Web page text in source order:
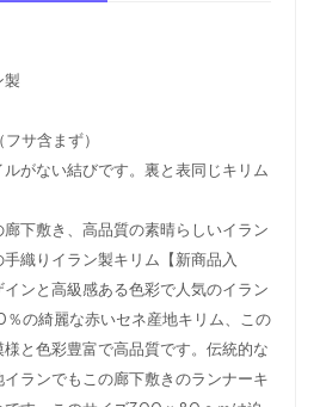
製
サ含まず）
ルがない結びです。裏と表同じキリム
下敷き、高品質の素晴らしいイラン
織りイラン製キリム【新商品入
ンと高級感ある色彩で人気のイラン
の綺麗な赤いセネ産地キリム、この
と色彩豊富で高品質です。伝統的な
ランでもこの廊下敷きのランナーキ